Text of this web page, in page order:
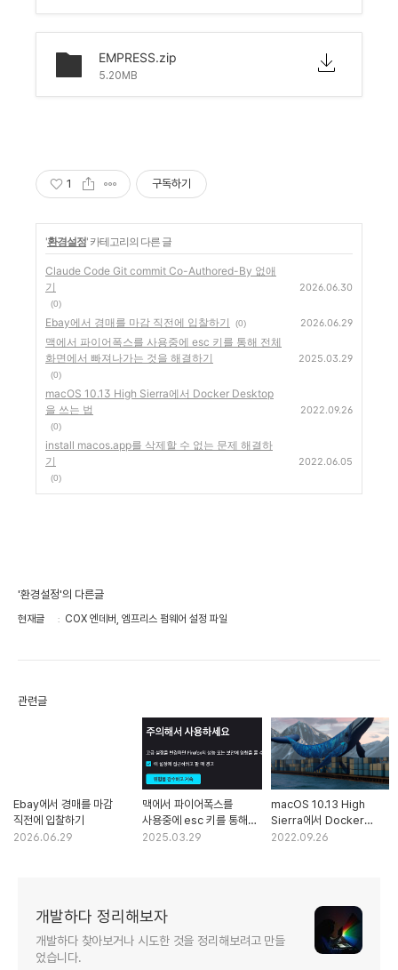
EMPRESS.zip
5.20MB
1 구독하기
'환경설정' 카테고리의 다른 글
Claude Code Git commit Co-Authored-By 없애
기
(0)
2026.06.30
Ebay에서 경매를 마감 직전에 입찰하기 (0) 2026.06.29
맥에서 파이어폭스를 사용중에 esc 키를 통해 전체
화면에서 빠져나가는 것을 해결하기
(0)
2025.03.29
macOS 10.13 High Sierra에서 Docker Desktop
을 쓰는 법
(0)
2022.09.26
install macos.app를 삭제할 수 없는 문제 해결하
기
(0)
2022.06.05
'환경설정'의 다른글
현재글 COX 엔데버, 엠프리스 펌웨어 설정 파일
관련글
Ebay에서 경매를 마감
직전에 입찰하기
2026.06.29
맥에서 파이어폭스를
사용중에 esc 키를 통해
전체화면에서 빠져나가는
2025.03.29
macOS 10.13 High
Sierra에서 Docker
Desktop을 쓰는 법
2022.09.26
개발하다 정리해보자
개발하다 찾아보거나 시도한 것을 정리해보려고 만들
었습니다.